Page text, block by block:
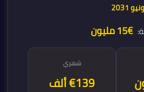
€15 مليون
شهري
€139 ألف